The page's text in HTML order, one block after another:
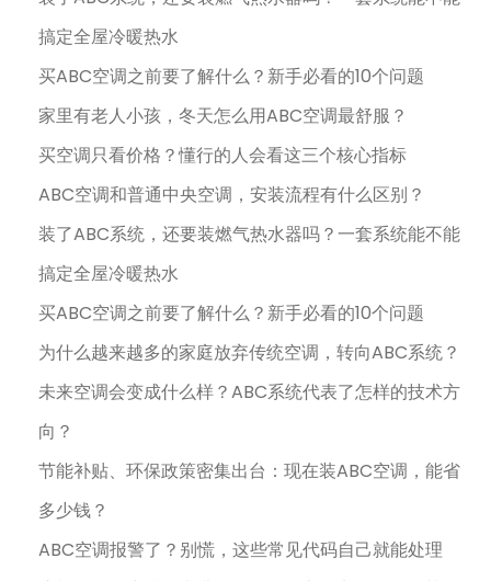
搞定全屋冷暖热水
买ABC空调之前要了解什么？新手必看的10个问题
家里有老人小孩，冬天怎么用ABC空调最舒服？
买空调只看价格？懂行的人会看这三个核心指标
ABC空调和普通中央空调，安装流程有什么区别？
装了ABC系统，还要装燃气热水器吗？一套系统能不能
搞定全屋冷暖热水
买ABC空调之前要了解什么？新手必看的10个问题
为什么越来越多的家庭放弃传统空调，转向ABC系统？
未来空调会变成什么样？ABC系统代表了怎样的技术方
向？
节能补贴、环保政策密集出台：现在装ABC空调，能省
多少钱？
ABC空调报警了？别慌，这些常见代码自己就能处理